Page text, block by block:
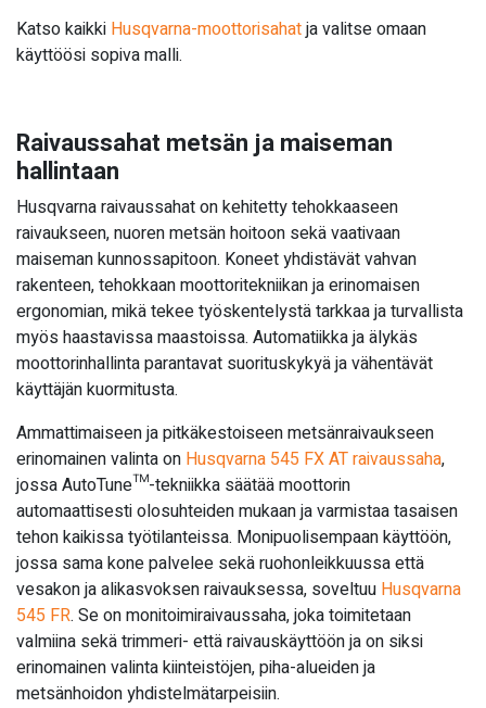
Katso kaikki Husqvarna-moottorisahatja valitse omaan
käyttöösi sopiva malli.
Raivaussahat metsän ja maiseman
hallintaan
Husqvarna raivaussahat on kehitetty tehokkaaseen
raivaukseen, nuoren metsän hoitoon sekä vaativaan
maiseman kunnossapitoon. Koneet yhdistävät vahvan
rakenteen, tehokkaan moottoritekniikan ja erinomaisen
ergonomian, mikä tekee työskentelystä tarkkaa ja turvallista
myös haastavissa maastoissa. Automatiikka ja älykäs
moottorinhallinta parantavat suorituskykyä ja vähentävät
käyttäjän kuormitusta.
Ammattimaiseen ja pitkäkestoiseen metsänraivaukseen
erinomainen valinta on Husqvarna 545 FX AT raivaussaha,
jossa AutoTune™-tekniikka säätää moottorin
automaattisesti olosuhteiden mukaan ja varmistaa tasaisen
tehon kaikissa työtilanteissa. Monipuolisempaan käyttöön,
jossa sama kone palvelee sekä ruohonleikkuussa että
vesakon ja alikasvoksen raivauksessa, soveltuu Husqvarna
545 FR. Se on monitoimiraivaussaha, joka toimitetaan
valmiina sekä trimmeri- että raivauskäyttöön ja on siksi
erinomainen valinta kiinteistöjen, piha-alueiden ja
metsänhoidon yhdistelmätarpeisiin.